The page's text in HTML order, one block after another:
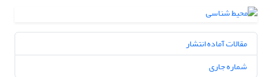
مقالات آماده انتشار
شماره جاری